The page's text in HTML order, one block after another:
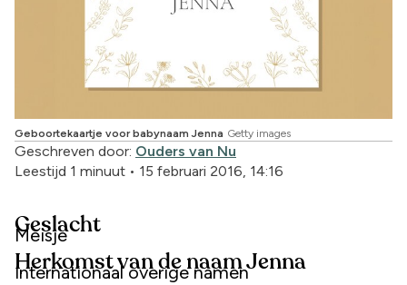
Geboortekaartje voor babynaam Jenna Getty images
Geschreven door: Ouders van Nu
Leestijd 1 minuut • 15 februari 2016, 14:16
Geslacht
Meisje
Herkomst van de naam Jenna
Internationaal overige namen